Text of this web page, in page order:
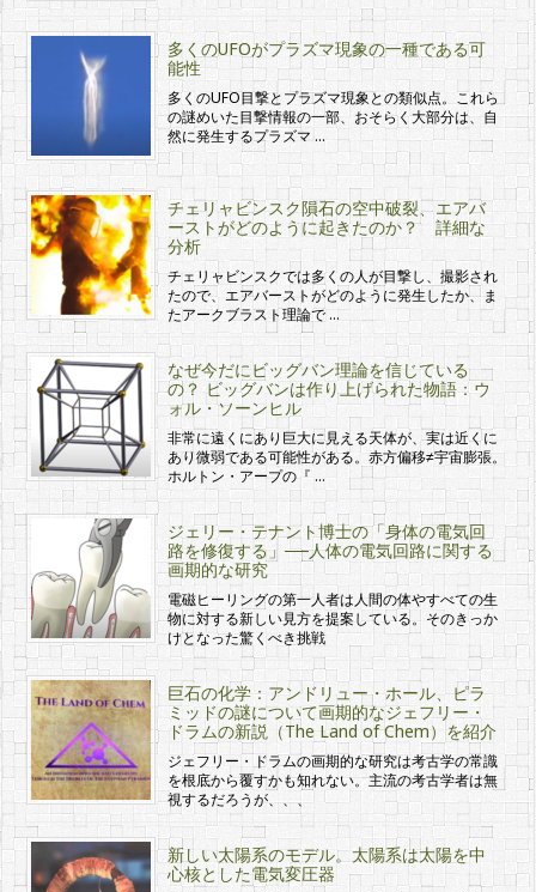
多くのUFOがプラズマ現象の一種である可
能性
多くのUFO目撃とプラズマ現象との類似点。これら
の謎めいた目撃情報の一部、おそらく大部分は、自
然に発生するプラズマ …
チェリャビンスク隕石の空中破裂、エアバ
ーストがどのように起きたのか？ 詳細な
分析
チェリャビンスクでは多くの人が目撃し、撮影され
たので、エアバーストがどのように発生したか、ま
たアークブラスト理論で …
なぜ今だにビッグバン理論を信じている
の？ ビッグバンは作り上げられた物語：ウ
ォル・ソーンヒル
非常に遠くにあり巨大に見える天体が、実は近くに
あり微弱である可能性がある。赤方偏移≠宇宙膨張。
ホルトン・アープの『 …
ジェリー・テナント博士の「身体の電気回
路を修復する」──人体の電気回路に関する
画期的な研究
電磁ヒーリングの第一人者は人間の体やすべての生
物に対する新しい見方を提案している。そのきっか
けとなった驚くべき挑戦
巨石の化学：アンドリュー・ホール、ピラ
ミッドの謎について画期的なジェフリー・
ドラムの新説（The Land of Chem）を紹介
ジェフリー・ドラムの画期的な研究は考古学の常識
を根底から覆すかも知れない。主流の考古学者は無
視するだろうが、、、
新しい太陽系のモデル。太陽系は太陽を中
心核とした電気変圧器